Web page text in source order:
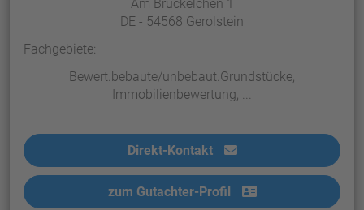
Am Brückelchen 1
DE - 54568 Gerolstein
Fachgebiete:
Bewert.bebaute/unbebaut.Grundstücke,
Immobilienbewertung, ...
Direkt-Kontakt
zum Gutachter-Profil